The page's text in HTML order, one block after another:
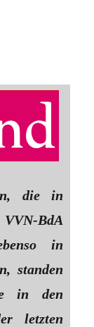
die in
BdA
in
standen
in den
letzten